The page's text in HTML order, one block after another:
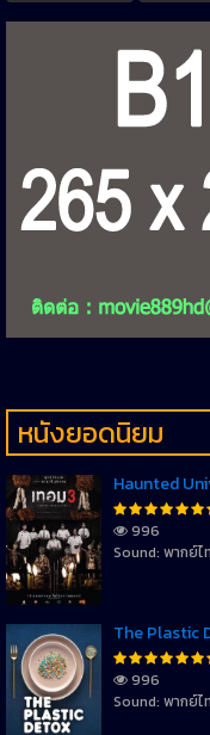
หนังยอดนิยม
Haunted
996
Sound: พากย์ไ
The Plastic
996
Sound: พากย์ไ